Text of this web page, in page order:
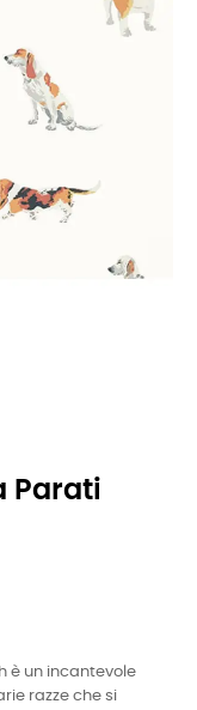
Parati
è un incantevole
razze che si